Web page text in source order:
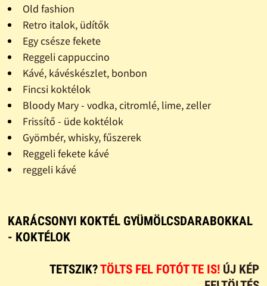
Old fashion
Retro italok, üdítők
Egy csésze fekete
Reggeli cappuccino
Kávé, kávéskészlet, bonbon
Fincsi koktélok
Bloody Mary - vodka, citromlé, lime, zeller
Frissítő - üde koktélok
Gyömbér, whisky, fűszerek
Reggeli fekete kávé
reggeli kávé
KARÁCSONYI KOKTÉL GYÜMÖLCSDARABOKKAL
- KOKTÉLOK
TETSZIK?TÖLTS FEL FOTÓT TE IS! ÚJ KÉP